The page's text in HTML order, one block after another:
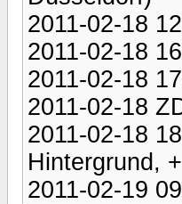
2011-02-18
2011-02-18
2011-02-18
2011-02-18
2011-02-18
Hintergrund,
2011-02-19